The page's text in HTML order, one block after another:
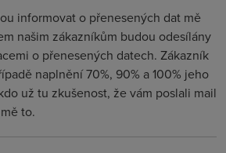
informovat o přenesených dat mě
našim zákazníkům budou odesílány
o přenesených datech. Zákazník
naplnění 70%, 90% a 100% jeho
už tu zkušenost, že vám poslali mail
to.